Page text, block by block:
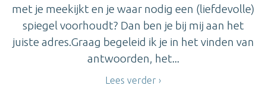
met je meekijkt en je waar nodig een (liefdevolle)
spiegel voorhoudt? Dan ben je bij mij aan het
juiste adres.Graag begeleid ik je in het vinden van
antwoorden, het...
Lees verder